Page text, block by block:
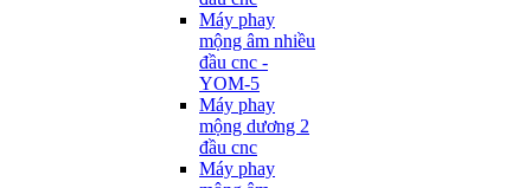
Máy phay
mộng âm nhiều
đầu cnc -
YOM-5
Máy phay
mộng dương 2
đầu cnc
Máy phay